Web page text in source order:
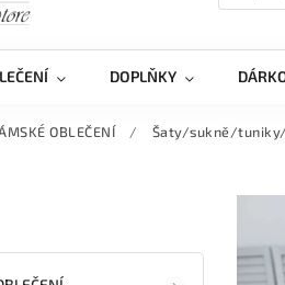
DOPLŇKY
OBLEČENÍ / Šaty/sukně/